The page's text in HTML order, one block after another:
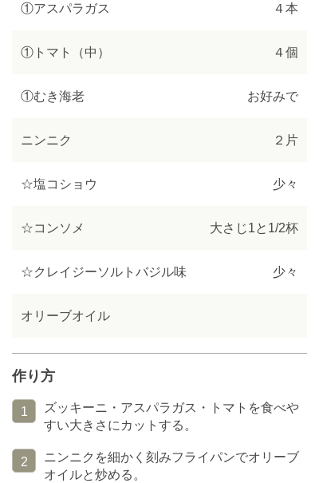
①アスパラガス ４本
①トマト（中） ４個
①むき海老 お好みで
ニンニク ２片
☆塩コショウ 少々
☆コンソメ 大さじ1と1/2杯
☆クレイジーソルトバジル味 少々
オリーブオイル
作り方
1
ズッキーニ・アスパラガス・トマトを食べや
すい大きさにカットする。
2
ニンニクを細かく刻みフライパンでオリーブ
オイルと炒める。